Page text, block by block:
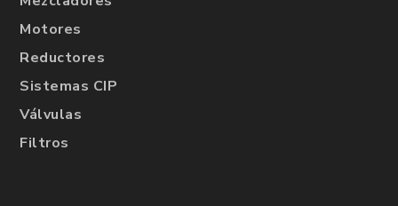
Motores
Reductores
Sistemas CIP
Válvulas
Filtros